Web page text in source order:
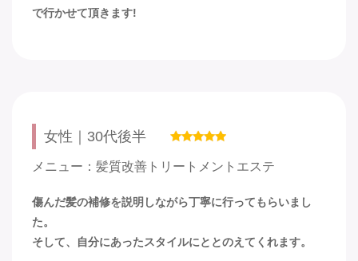
で行かせて頂きます!
女性｜30代後半
メニュー：髪質改善トリートメントエステ
傷んだ髪の補修を説明しながら丁寧に行ってもらいまし
た。
そして、自分にあったスタイルにととのえてくれます。